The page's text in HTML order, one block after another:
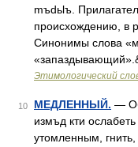
mъdьlъ.
происхождению, в
Синонимы слова
Этимологический
10 МЕДЛЕННЫЙ. —
измъд кти
утомленным, гнить,